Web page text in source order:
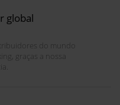
global
do mundo
graças a nossa